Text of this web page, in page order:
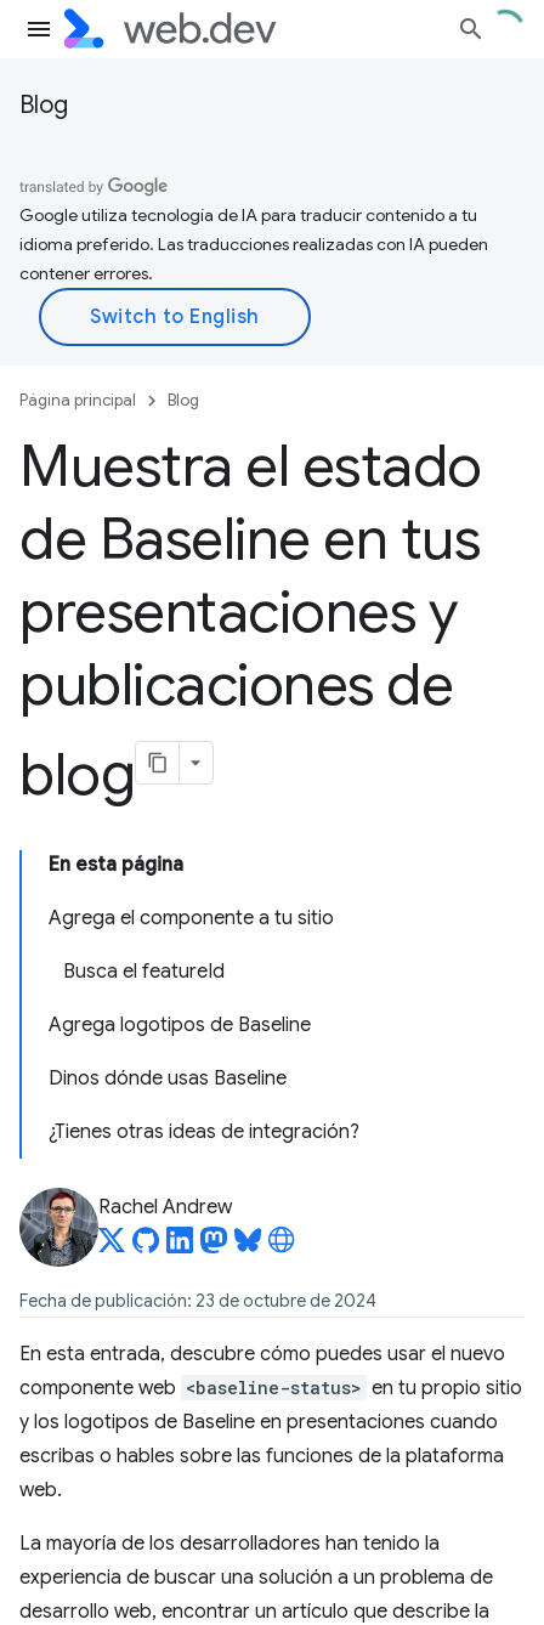
Blog
Google utiliza tecnología de IA para traducir contenido a tu
idioma preferido. Las traducciones realizadas con IA pueden
contener errores.
Página principal Blog
Muestra el estado
de Baseline en tus
presentaciones y
publicaciones de
blog
En esta página
Agrega el componente a tu sitio
Busca el featureId
Agrega logotipos de Baseline
Dinos dónde usas Baseline
¿Tienes otras ideas de integración?
Rachel Andrew
Fecha de publicación: 23 de octubre de 2024
En esta entrada, descubre cómo puedes usar el nuevo
componente web <baseline-status> en tu propio sitio
y los logotipos de Baseline en presentaciones cuando
escribas o hables sobre las funciones de la plataforma
web.
La mayoría de los desarrolladores han tenido la
experiencia de buscar una solución a un problema de
desarrollo web, encontrar un artículo que describe la